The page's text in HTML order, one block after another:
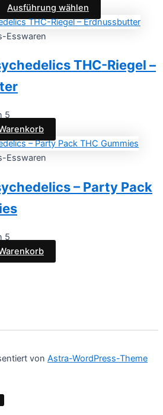
Ausführung wählen
Esswaren
THC-Riegel –
5
Esswaren
– Party Pack
5
von Astra-WordPress-Theme